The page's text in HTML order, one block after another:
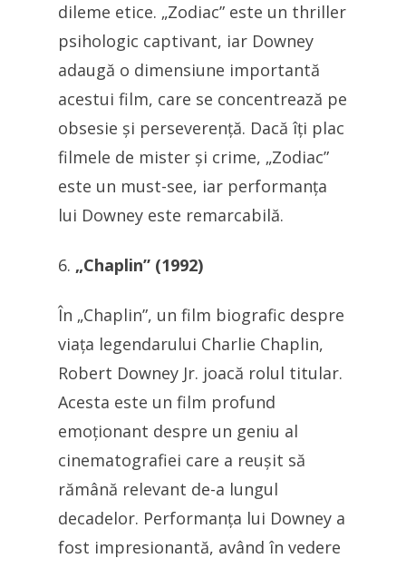
dileme etice. „Zodiac” este un thriller
psihologic captivant, iar Downey
adaugă o dimensiune importantă
acestui film, care se concentrează pe
obsesie și perseverență. Dacă îți plac
filmele de mister și crime, „Zodiac”
este un must-see, iar performanța
lui Downey este remarcabilă.
„Chaplin” (1992)
În „Chaplin”, un film biografic despre
viața legendarului Charlie Chaplin,
Robert Downey Jr. joacă rolul titular.
Acesta este un film profund
emoționant despre un geniu al
cinematografiei care a reușit să
rămână relevant de-a lungul
decadelor. Performanța lui Downey a
fost impresionantă, având în vedere